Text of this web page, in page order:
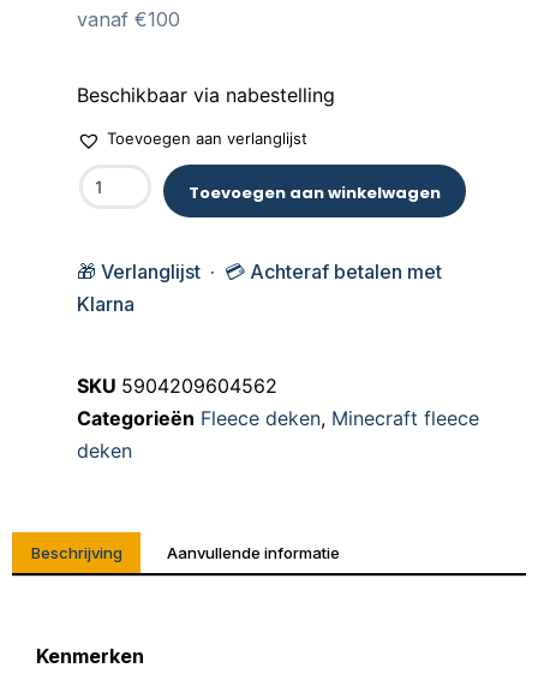
vanaf €100
Beschikbaar via nabestelling
Toevoegen aan verlanglijst
Toevoegen aan winkelwagen
🎁 Verlanglijst · 💳 Achteraf betalen met
Klarna
SKU 5904209604562
Categorieën Fleece deken, Minecraft fleece
deken
Beschrijving Aanvullende informatie
Kenmerken